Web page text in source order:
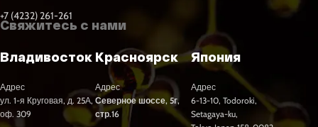
+7 (4232) 261-261
Свяжитесь с нами
Владивосток
Адрес
ул. 1-я Круговая, д. 25А,
оф. 309
Красноярск
Адрес
Северное шоссе, 5г,
стр.16
Япония
Адрес
6-13-10, Todoroki,
Setagaya-ku,